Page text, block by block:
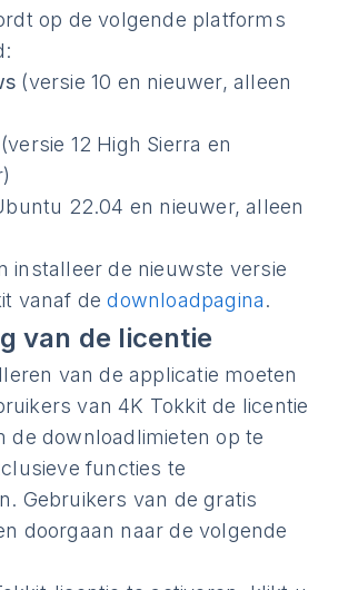
op de volgende platforms
(versie 10 en nieuwer, alleen
(versie 12 High Sierra en
22.04 en nieuwer, alleen
installeer de nieuwste versie
vanaf dedownloadpagina.
van de licentie
van de applicatie moeten
van 4K Tokkit de licentie
de downloadlimieten op te
functies te
Gebruikers van de gratis
doorgaan naar de volgende